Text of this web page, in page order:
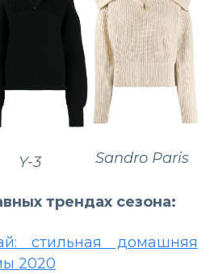
Y-3
Sandro Paris
трендах сезона:
стильная домашняя
2020